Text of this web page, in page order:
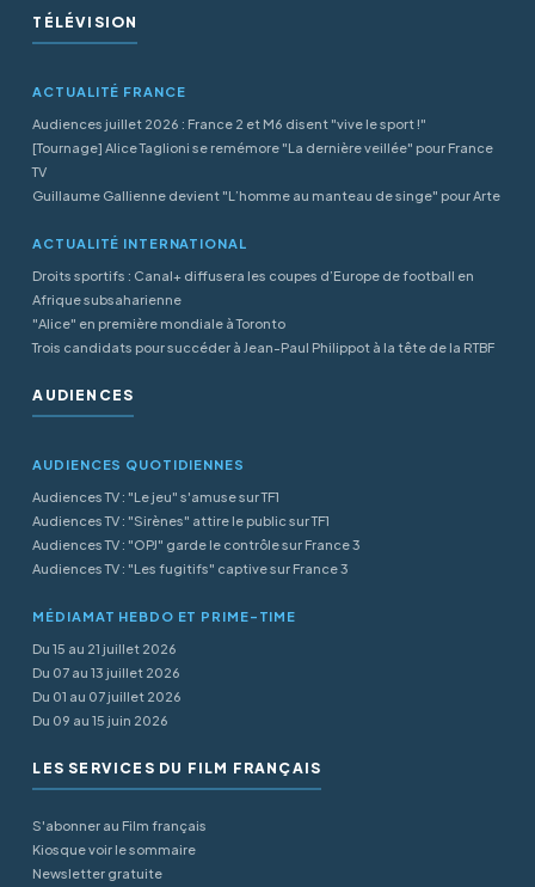
TÉLÉVISION
ACTUALITÉ FRANCE
Audiences juillet 2026 : France 2 et M6 disent "vive le sport !"
[Tournage] Alice Taglioni se remémore "La dernière veillée" pour France
TV
Guillaume Gallienne devient "L’homme au manteau de singe" pour Arte
ACTUALITÉ INTERNATIONAL
Droits sportifs : Canal+ diffusera les coupes d’Europe de football en
Afrique subsaharienne
"Alice" en première mondiale à Toronto
Trois candidats pour succéder à Jean-Paul Philippot à la tête de la RTBF
AUDIENCES
AUDIENCES QUOTIDIENNES
Audiences TV : "Le jeu" s'amuse sur TF1
Audiences TV : "Sirènes" attire le public sur TF1
Audiences TV : "OPJ" garde le contrôle sur France 3
Audiences TV : "Les fugitifs" captive sur France 3
MÉDIAMAT HEBDO ET PRIME-TIME
Du 15 au 21 juillet 2026
Du 07 au 13 juillet 2026
Du 01 au 07 juillet 2026
Du 09 au 15 juin 2026
LES SERVICES DU FILM FRANÇAIS
S'abonner au Film français
Kiosque voir le sommaire
Newsletter gratuite